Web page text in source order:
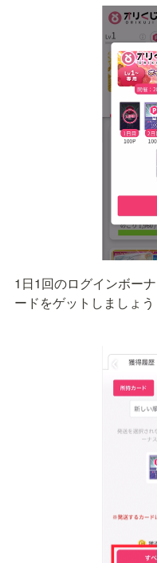
1日1回のログインボー
ードをゲットしましょう